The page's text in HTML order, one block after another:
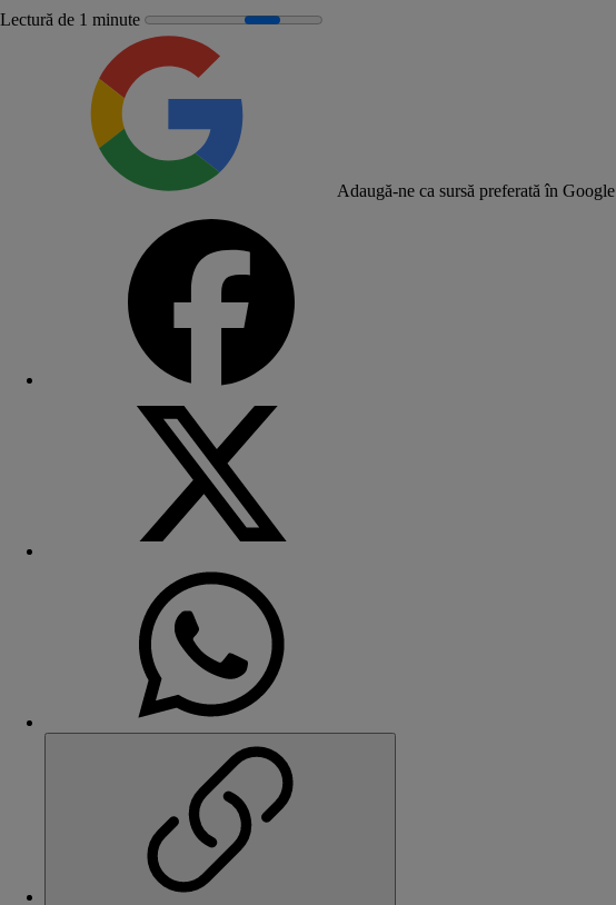
Lectură de 1 minute
Adaugă-ne ca sursă preferată în Google